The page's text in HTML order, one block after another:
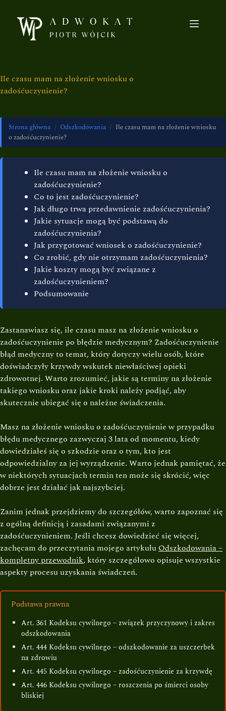
Ile czasu mam na złożenie wniosku o
zadośćuczynienie?
Strona główna / Odszkodowania / Ile czasu mam na złożenie wniosku
o zadośćuczynienie?
Ile czasu mam na złożenie wniosku o
zadośćuczynienie?
Co to jest zadośćuczynienie?
Jak długo trwa przedawnienie zadośćuczynienia?
Jakie sytuacje mogą być podstawą do
zadośćuczynienia?
Jak przygotować wniosek o zadośćuczynienie?
Co zrobić, gdy nie otrzymam zadośćuczynienia?
Jakie koszty mogą być związane z
zadośćuczynieniem?
Podsumowanie
Zastanawiasz się, ile czasu masz na złożenie wniosku o
zadośćuczynienie po błędzie medycznym? Zadośćuczynienie
błąd medyczny to temat, który dotyczy wielu osób, które
doświadczyły krzywdy wskutek niewłaściwej opieki
zdrowotnej. Warto zrozumieć, jakie są terminy na złożenie
takiego wniosku oraz jakie kroki należy podjąć, aby
skutecznie ubiegać się o należne świadczenia.
Masz na złożenie wniosku o zadośćuczynienie w przypadku
błędu medycznego zazwyczaj 3 lata od momentu, kiedy
dowiedziałeś się o szkodzie oraz o tym, kto jest
odpowiedzialny za jej wyrządzenie. Warto jednak pamiętać, że
w niektórych sytuacjach termin ten może się skrócić, więc
dobrze jest działać jak najszybciej.
Zanim jednak przejdziemy do szczegółów, warto zapoznać się
z ogólną definicją i zasadami związanymi z
zadośćuczynieniem. Jeśli chcesz dowiedzieć się więcej,
zachęcam do przeczytania mojego artykułuOdszkodowania –
kompletny przewodnik, który szczegółowo opisuje wszystkie
aspekty procesu uzyskania świadczeń.
Podstawa prawna
Art. 361 Kodeksu cywilnego – związek przyczynowy i zakres
odszkodowania
Art. 444 Kodeksu cywilnego – odszkodowanie za uszczerbek
na zdrowiu
Art. 445 Kodeksu cywilnego – zadośćuczynienie za krzywdę
Art. 446 Kodeksu cywilnego – roszczenia po śmierci osoby
bliskiej